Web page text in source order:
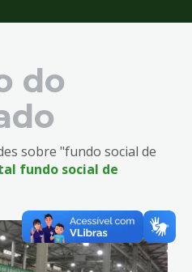
do
sobre "fundo social de
fundo social de